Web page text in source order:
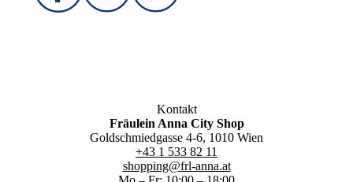
Kontakt
Fräulein Anna City Shop
Goldschmiedgasse 4-6, 1010 Wien
+43 1 533 82 11
shopping@frl-anna.at